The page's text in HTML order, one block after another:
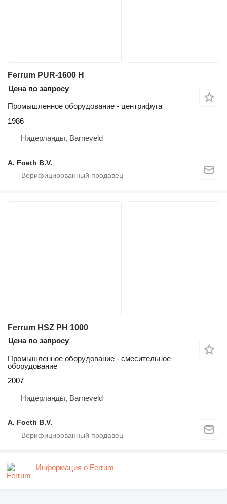
Ferrum PUR-1600 H
Цена по запросу
Промышленное оборудование - центрифуга
1986
Нидерланды, Barneveld
A. Foeth B.V.
Ferrum HSZ PH 1000
Цена по запросу
Промышленное оборудование - смесительное
оборудование
2007
Нидерланды, Barneveld
A. Foeth B.V.
Информация о Ferrum